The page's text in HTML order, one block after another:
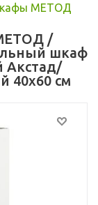
МЕТОД
МЕТОД /
шкаф
Акстад/
40x60 см